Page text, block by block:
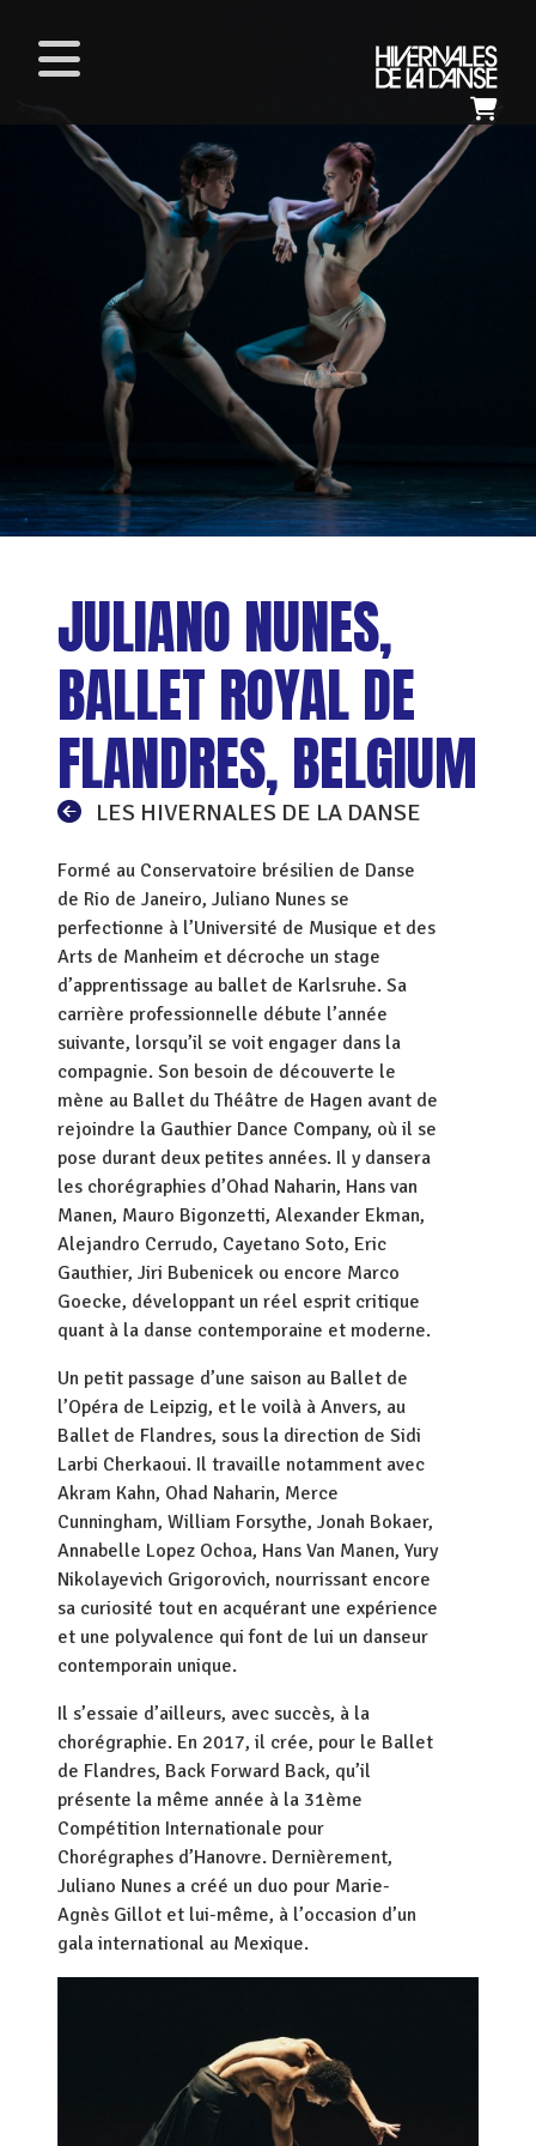
JULIANO NUNES,
BALLET ROYAL DE
FLANDRES, BELGIUM
LES HIVERNALES DE LA DANSE
Formé au Conservatoire brésilien de Danse
de Rio de Janeiro, Juliano Nunes se
perfectionne à l’Université de Musique et des
Arts de Manheim et décroche un stage
d’apprentissage au ballet de Karlsruhe. Sa
carrière professionnelle débute l’année
suivante, lorsqu’il se voit engager dans la
compagnie. Son besoin de découverte le
mène au Ballet du Théâtre de Hagen avant de
rejoindre la Gauthier Dance Company, où il se
pose durant deux petites années. Il y dansera
les chorégraphies d’Ohad Naharin, Hans van
Manen, Mauro Bigonzetti, Alexander Ekman,
Alejandro Cerrudo, Cayetano Soto, Eric
Gauthier, Jiri Bubenicek ou encore Marco
Goecke, développant un réel esprit critique
quant à la danse contemporaine et moderne.
Un petit passage d’une saison au Ballet de
l’Opéra de Leipzig, et le voilà à Anvers, au
Ballet de Flandres, sous la direction de Sidi
Larbi Cherkaoui. Il travaille notamment avec
Akram Kahn, Ohad Naharin, Merce
Cunningham, William Forsythe, Jonah Bokaer,
Annabelle Lopez Ochoa, Hans Van Manen, Yury
Nikolayevich Grigorovich, nourrissant encore
sa curiosité tout en acquérant une expérience
et une polyvalence qui font de lui un danseur
contemporain unique.
Il s’essaie d’ailleurs, avec succès, à la
chorégraphie. En 2017, il crée, pour le Ballet
de Flandres, Back Forward Back, qu’il
présente la même année à la 31ème
Compétition Internationale pour
Chorégraphes d’Hanovre. Dernièrement,
Juliano Nunes a créé un duo pour Marie-
Agnès Gillot et lui-même, à l’occasion d’un
gala international au Mexique.